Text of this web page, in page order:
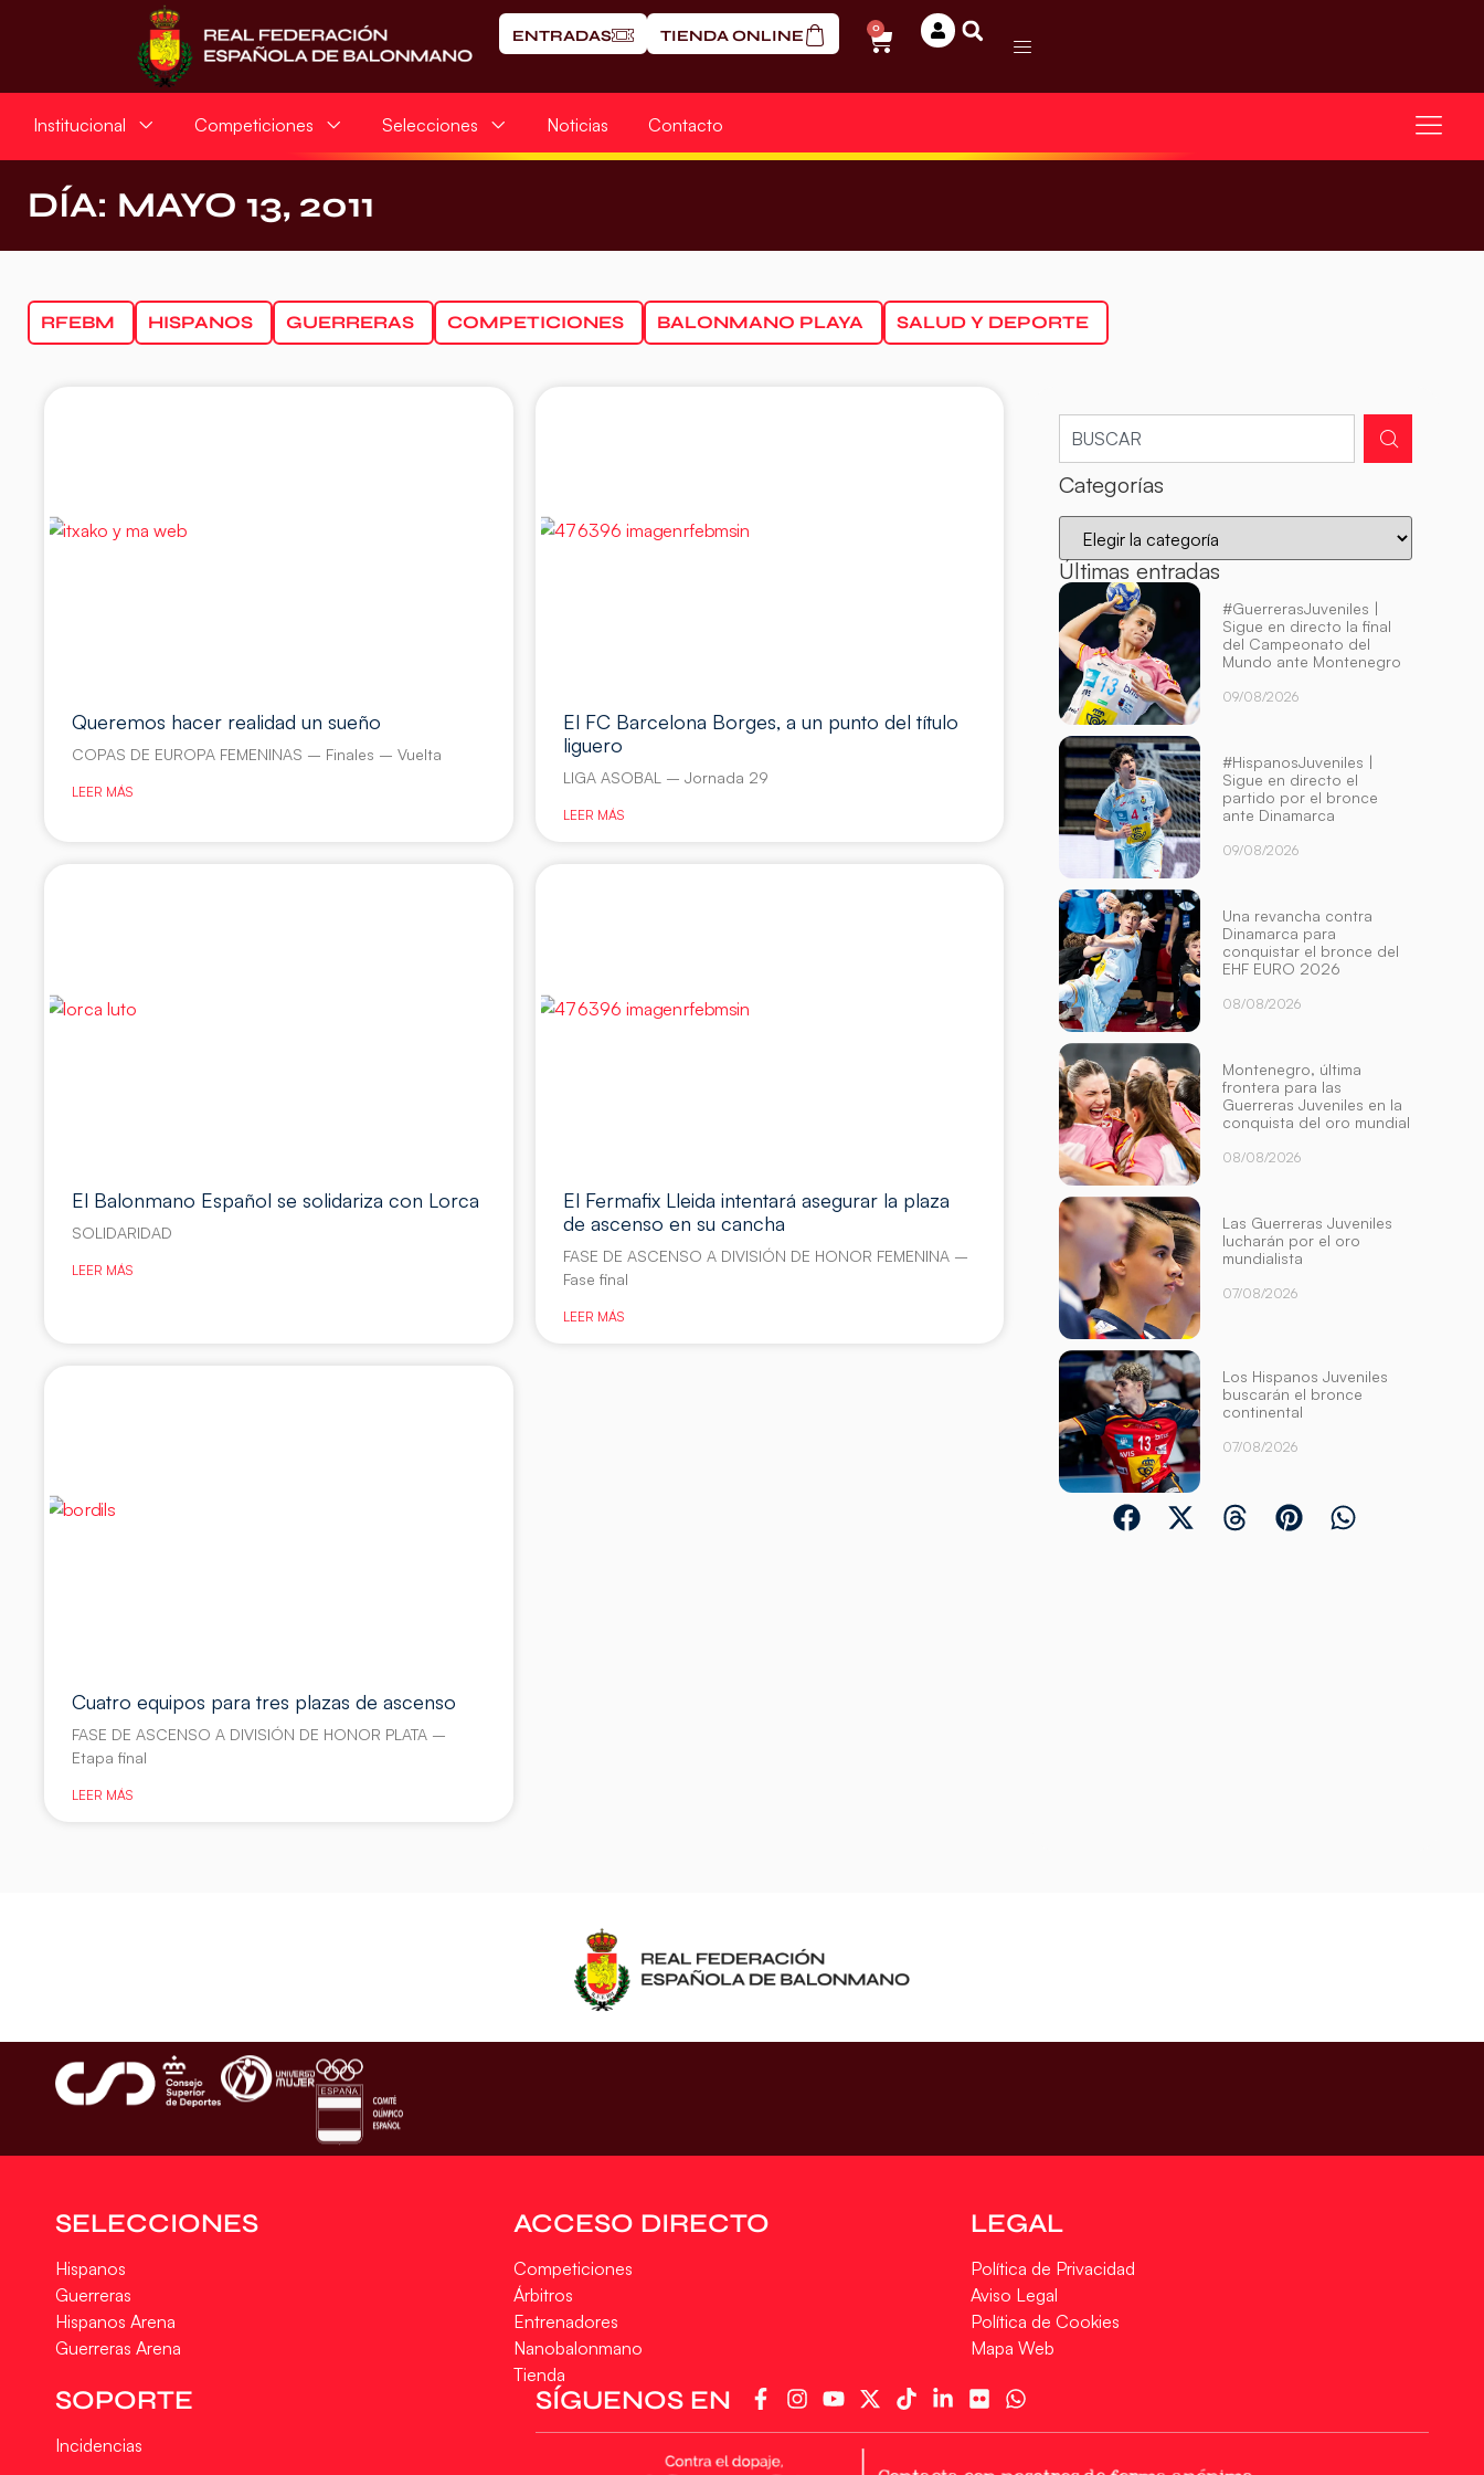
ENTRADAS TIENDA ONLINE 0
Institucional Competiciones Selecciones Noticias Contacto
DÍA: MAYO 13, 2011
RFEBM HISPANOS GUERRERAS COMPETICIONES BALONMANO PLAYA SALUD Y DEPORTE
Queremos hacer realidad un sueño
COPAS DE EUROPA FEMENINAS – Finales – Vuelta
LEER MÁS
El FC Barcelona Borges, a un punto del título
liguero
LIGA ASOBAL – Jornada 29
LEER MÁS
El Balonmano Español se solidariza con Lorca
SOLIDARIDAD
LEER MÁS
El Fermafix Lleida intentará asegurar la plaza
de ascenso en su cancha
FASE DE ASCENSO A DIVISIÓN DE HONOR FEMENINA –
Fase final
LEER MÁS
Cuatro equipos para tres plazas de ascenso
FASE DE ASCENSO A DIVISIÓN DE HONOR PLATA –
Etapa final
LEER MÁS
Categorías
Últimas entradas
#GuerrerasJuveniles |
Sigue en directo la final
del Campeonato del
Mundo ante Montenegro
09/08/2026
#HispanosJuveniles |
Sigue en directo el
partido por el bronce
ante Dinamarca
09/08/2026
Una revancha contra
Dinamarca para
conquistar el bronce del
EHF EURO 2026
08/08/2026
Montenegro, última
frontera para las
Guerreras Juveniles en la
conquista del oro mundial
08/08/2026
Las Guerreras Juveniles
lucharán por el oro
mundialista
07/08/2026
Los Hispanos Juveniles
buscarán el bronce
continental
07/08/2026
SELECCIONES
Hispanos
Guerreras
Hispanos Arena
Guerreras Arena
ACCESO DIRECTO
Competiciones
Árbitros
Entrenadores
Nanobalonmano
Tienda
LEGAL
Política de Privacidad
Aviso Legal
Política de Cookies
Mapa Web
SOPORTE
Incidencias
SÍGUENOS EN